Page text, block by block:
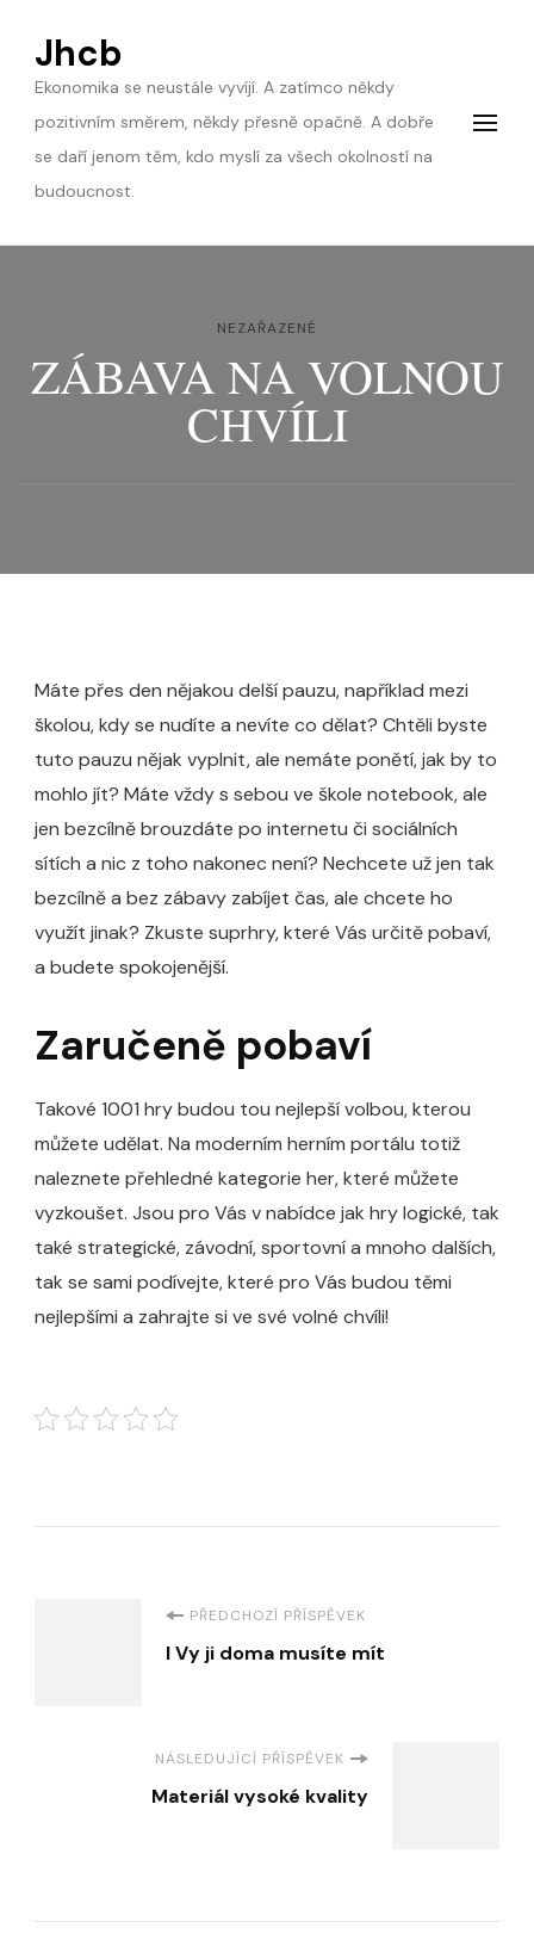
Jhcb
Ekonomika se neustále vyvíjí. A zatímco někdy
pozitivním směrem, někdy přesně opačně. A dobře
se daří jenom těm, kdo myslí za všech okolností na
budoucnost.
NEZAŘAZENÉ
ZÁBAVA NA VOLNOU
CHVÍLI
Máte přes den nějakou delší pauzu, například mezi
školou, kdy se nudíte a nevíte co dělat? Chtěli byste
tuto pauzu nějak vyplnit, ale nemáte ponětí, jak by to
mohlo jít? Máte vždy s sebou ve škole notebook, ale
jen bezcílně brouzdáte po internetu či sociálních
sítích a nic z toho nakonec není? Nechcete už jen tak
bezcílně a bez zábavy zabíjet čas, ale chcete ho
využít jinak? Zkuste suprhry, které Vás určitě pobaví,
a budete spokojenější.
Zaručeně pobaví
Takové 1001 hry budou tou nejlepší volbou, kterou
můžete udělat. Na moderním herním portálu totiž
naleznete přehledné kategorie her, které můžete
vyzkoušet. Jsou pro Vás v nabídce jak hry logické, tak
také strategické, závodní, sportovní a mnoho dalších,
tak se sami podívejte, které pro Vás budou těmi
nejlepšími a zahrajte si ve své volné chvíli!
NavigacePŘEDCHOZÍ PŘÍSPĚVEK
I Vy ji doma musíte mít
NÁSLEDUJÍCÍ PŘÍSPĚVEK
Materiál vysoké kvality